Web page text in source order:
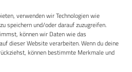
verwenden wir Technologien wie
speichern und/oder darauf zuzugreifen.
können wir Daten wie das
dieser Website verarbeiten. Wenn du deine
können bestimmte Merkmale und